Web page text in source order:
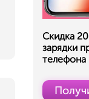
Скидка
зарядки
телефона